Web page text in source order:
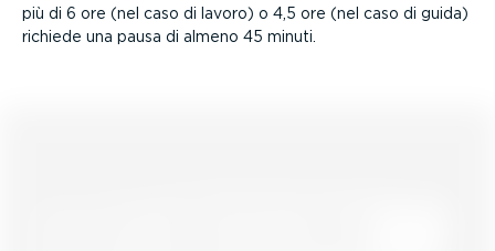
più di 6 ore (nel caso di lavoro) o 4,5 ore (nel caso di guida)
richiede una pausa di almeno 45 minuti.